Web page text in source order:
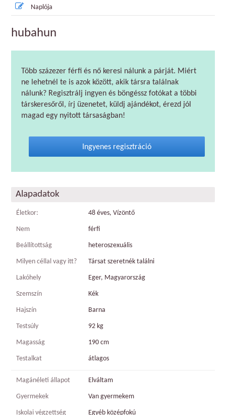
Naplója
hubahun
Több százezer férfi és nő keresi nálunk a párját. Miért
ne lehetnél te is azok között, akik társra találnak
nálunk? Regisztrálj ingyen és böngéssz fotókat a többi
társkeresőről, írj üzenetet, küldj ajándékot, érezd jól
magad egy nyitott társaságban!
Ingyenes regisztráció
Alapadatok
Életkor: 48 éves, Vízöntő
Nem férfi
Beállítottság heteroszexuális
Milyen céllal vagy itt? Társat szeretnék találni
Lakóhely Eger, Magyarország
Szemszín Kék
Hajszín Barna
Testsúly 92 kg
Magasság 190 cm
Testalkat átlagos
Magánéleti állapot Elváltam
Gyermekek Van gyermekem
Iskolai végzettség Egyéb középfokú